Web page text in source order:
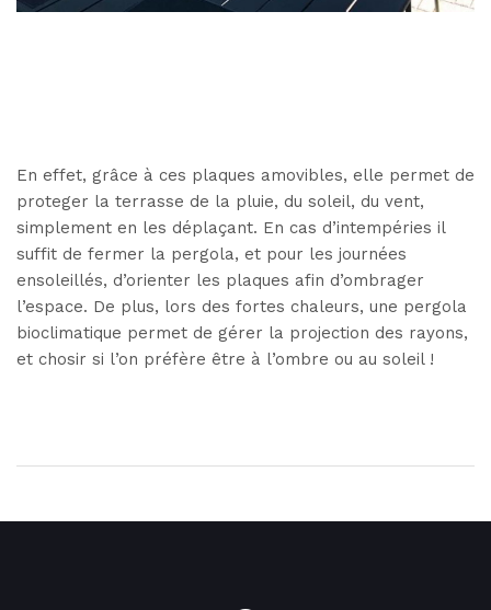
En effet, grâce à ces plaques amovibles, elle permet de
proteger la terrasse de la pluie, du soleil, du vent,
simplement en les déplaçant. En cas d’intempéries il
suffit de fermer la pergola, et pour les journées
ensoleillés, d’orienter les plaques afin d’ombrager
l’espace. De plus, lors des fortes chaleurs, une pergola
bioclimatique permet de gérer la projection des rayons,
et chosir si l’on préfère être à l’ombre ou au soleil !